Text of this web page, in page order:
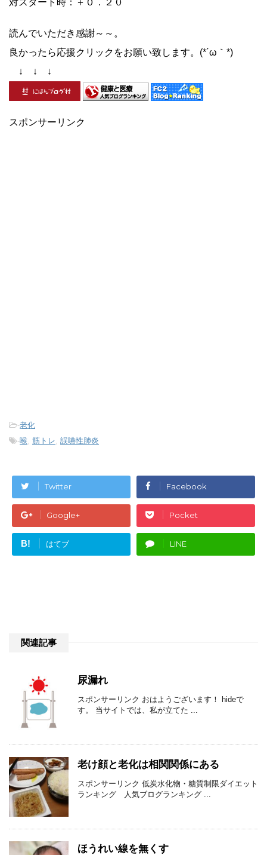
読んでいただき感謝～～。
良かったら応援クリックをお願い致します。(*´ω｀*)
↓ ↓ ↓
スポンサーリンク
-老化
-喉 筋トレ 誤嚥性肺炎
Twitter Facebook
Google+ Pocket
B! はてブ LINE
関連記事
尿漏れ
スポンサーリンク おはようございます！ hideで
す。 当サイトでは、私が立てた ...
老け顔と老化は相関関係にある
スポンサーリンク 低炭水化物・糖質制限ダイエット
ランキング 人気ブログランキング ...
ほうれい線を無くす